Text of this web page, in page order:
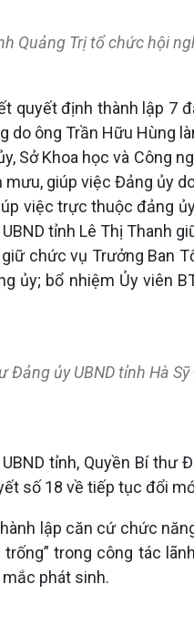
Quảng Trị tổ chức hội
quyết định thành lập 7
do ông Trần Hữu Hùng
Sở Khoa học và Công
giúp việc Đảng ủy
việc trực thuộc đảng
tỉnh Lê Thị Thanh
chức vụ Trưởng Ban
ủy; bổ nhiệm Ủy viên
Đảng ủy UBND tỉnh Hà
tỉnh, Quyền Bí
số 18 về tiếp tục đổi
lập căn cứ chức
trống” trong công tác
phát sinh.